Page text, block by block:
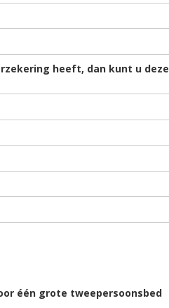
heeft, dan kunt u deze
één grote tweepersoonsbed